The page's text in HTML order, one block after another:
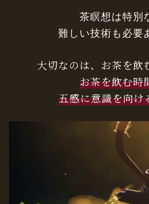
茶瞑想は特別
難しい技術も必要
大切なのは、お茶を飲
お茶を飲む時
五感に意識を向け